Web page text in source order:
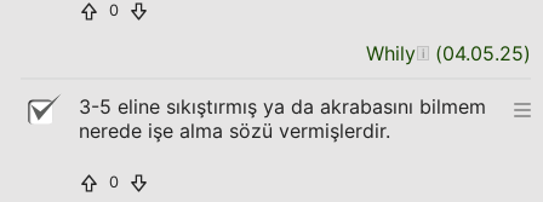
0
Whily (04.05.25)
3-5 eline sıkıştırmış ya da akrabasını bilmem
nerede işe alma sözü vermişlerdir.
0